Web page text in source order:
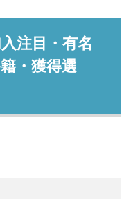
注目・有名
・獲得選